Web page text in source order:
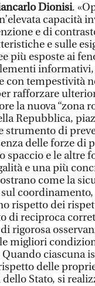
Dionisi.
capacità
e di
e sulle
più esposte ai
con tempestività
rafforzare
la nuova “zona
Repubblica,
strumento di
delle forze di
spaccio e le
e una più
come la
rispetto dei
di reciproca
rigorosa
migliori
Quando ciascuna
delle
Stato, si